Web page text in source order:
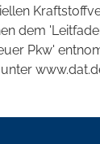
dem
Pkw'